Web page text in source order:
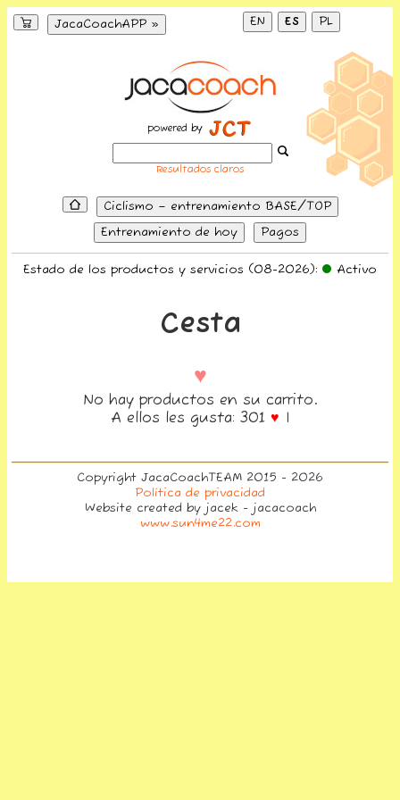
JacaCoachAPP » EN ES PL
powered by
Resultados claros
Ciclismo – entrenamiento BASE/TOP
Entrenamiento de hoy
Pagos
Estado de los productos y servicios (08-2026): Activo
Cesta
♥
No hay productos en su carrito.
A ellos les gusta: 301 ♥ |
Copyright JacaCoachTEAM 2015 - 2026
Política de privacidad
Website created by jacek - jacacoach
www.sun4me22.com